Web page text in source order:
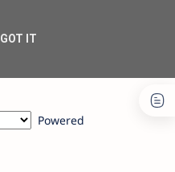
Powered
GOT IT